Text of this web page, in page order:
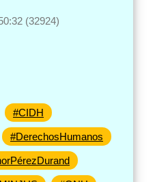
(32924)
#CIDH
#DerechosHumanos